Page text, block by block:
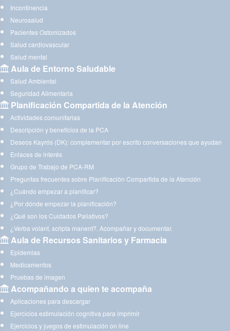
Incontinencia
Neurosalud
Pacientes Ostomizados
Salud cardiovascular
Salud mental
Aula de Entorno Saludable
Salud Ambiental
Seguridad Alimentaria
Planificación Compartida de la Atención
Actividades comunitarias
Descripción y beneficios de la PCA
Deseos Kayrós (DK): complementar por escrito conversaciones que ayudan
Enlaces de interés
Grupo de Trabajo de PCA-RM
Preguntas frecuentes sobre Planificación Compartida de la Atención
¿Cuándo empezar a planificar?
¿Por dónde empezar la planificación?
¿Qué son los Cuidados Paliativos?
¿Verba volant, scripta manent?. Acompañar y documentar.
Aula de Recursos Sanitarios y Farmacia
Epidemias
Medicamentos
Pruebas de imagen
Acompañando a quien te acompaña
Aplicaciones para descargar
Ejercicios estimulación cognitiva para imprimir
Ejercicios y juegos de estimulación on line